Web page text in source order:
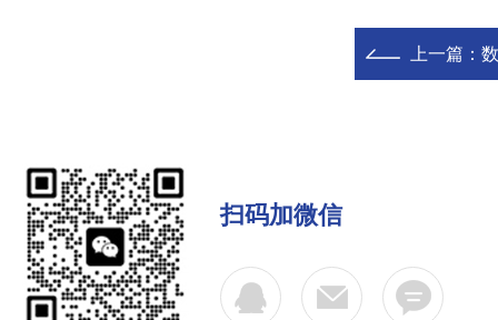
上一篇：
扫码加微信